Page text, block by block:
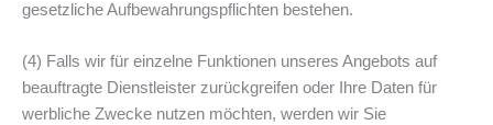
gesetzliche Aufbewahrungspflichten bestehen.
(4) Falls wir für einzelne Funktionen unseres Angebots auf
beauftragte Dienstleister zurückgreifen oder Ihre Daten für
werbliche Zwecke nutzen möchten, werden wir Sie